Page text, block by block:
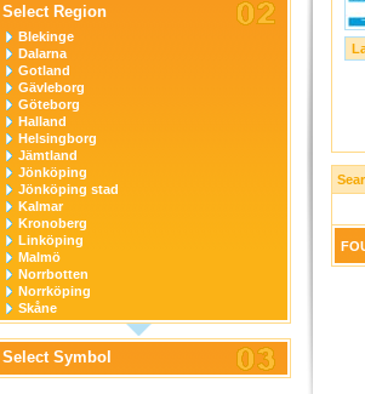
Select Region
Blekinge
Dalarna
Gotland
Gävleborg
Göteborg
Halland
Helsingborg
Jämtland
Jönköping
Jönköping stad
Kalmar
Kronoberg
Linköping
Malmö
Norrbotten
Norrköping
Skåne
Stockholm
Stockholm stad
Södermanland
Uppsala
Select Symbol